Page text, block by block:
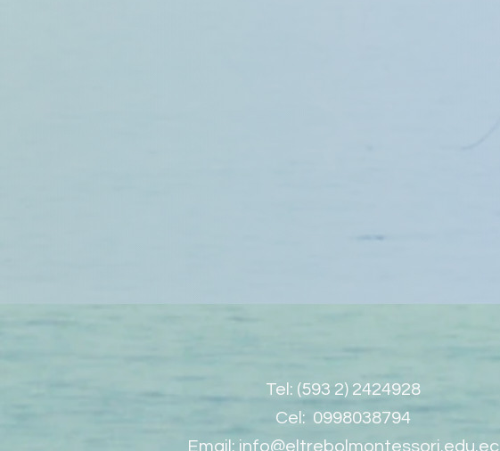
Tel: (593 2) 2424928
Cel: 0998038794
Email: info@eltrebolmontessori.edu.ec